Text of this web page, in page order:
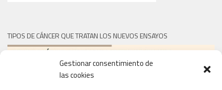
Gestionar consentimiento de
las cookies
TIPOS DE CÁNCER QUE TRATAN LOS NUEVOS ENSAYOS